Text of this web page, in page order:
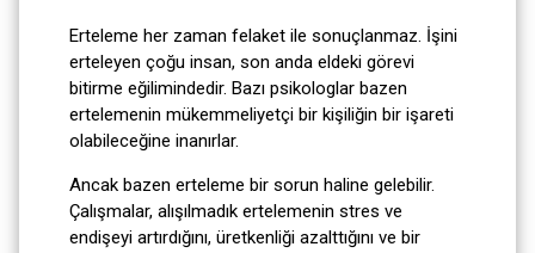
Erteleme her zaman felaket ile sonuçlanmaz. İşini
erteleyen çoğu insan, son anda eldeki görevi
bitirme eğilimindedir. Bazı psikologlar bazen
ertelemenin mükemmeliyetçi bir kişiliğin bir işareti
olabileceğine inanırlar.
Ancak bazen erteleme bir sorun haline gelebilir.
Çalışmalar, alışılmadık ertelemenin stres ve
endişeyi artırdığını, üretkenliği azalttığını ve bir